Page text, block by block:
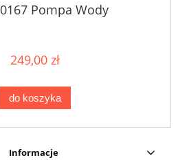
Pompa Wody
249,00 zł
do koszyka
Informacje